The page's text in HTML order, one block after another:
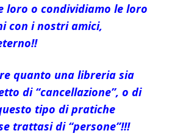
loro o condividiamo le loro
con i nostri amici,
quanto una libreria sia
di “cancellazione”, o di
tipo di pratiche
trattasi di “persone”!!!